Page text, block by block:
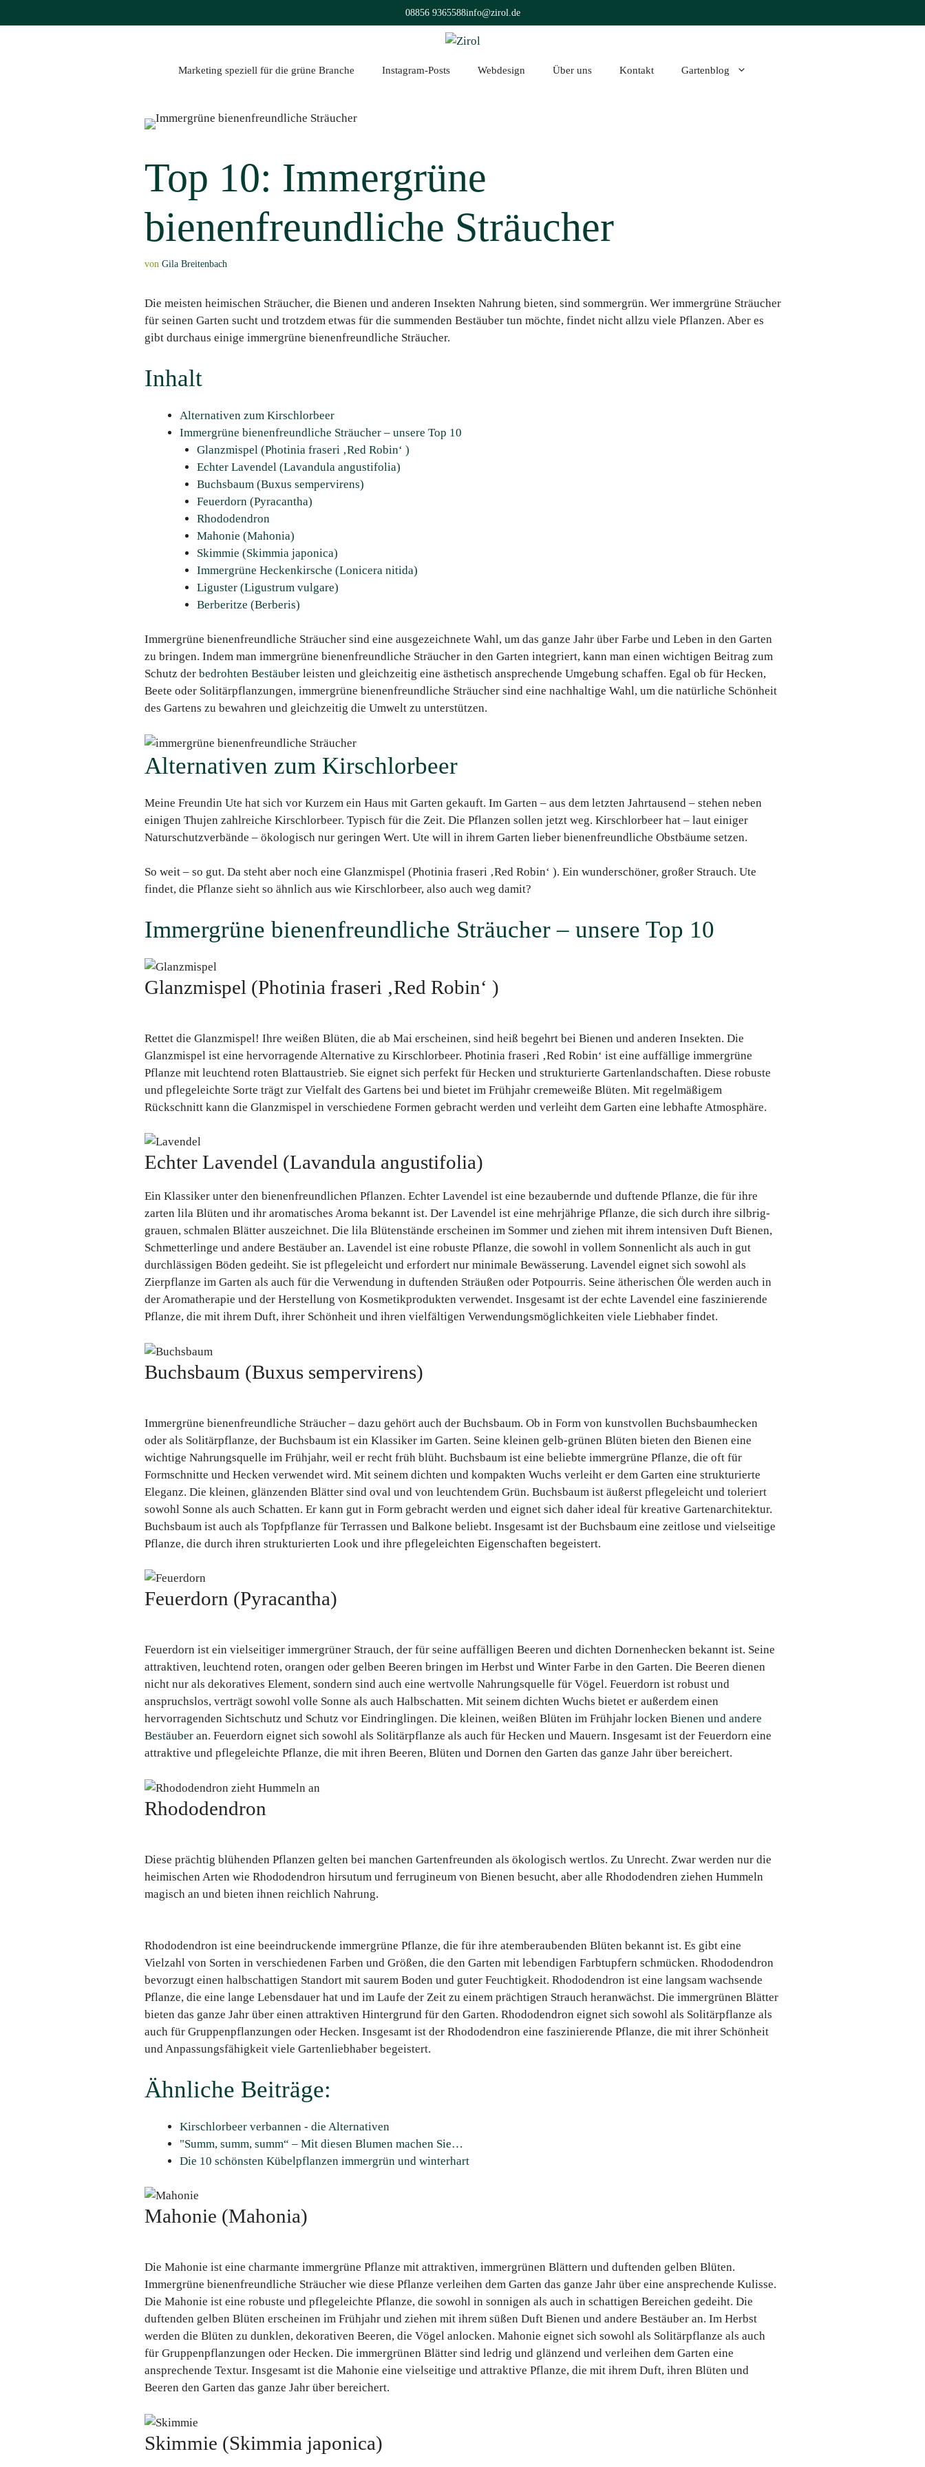
Inhalt
08856 9365588info@zirol.de
Marketing speziell für die grüne Branche Instagram-Posts Webdesign Über uns Kontakt Gartenblog
Top 10: Immergrüne
bienenfreundliche Sträucher
von Gila Breitenbach
Die meisten heimischen Sträucher, die Bienen und anderen Insekten Nahrung bieten, sind sommergrün. Wer immergrüne Sträucher
für seinen Garten sucht und trotzdem etwas für die summenden Bestäuber tun möchte, findet nicht allzu viele Pflanzen. Aber es
gibt durchaus einige immergrüne bienenfreundliche Sträucher.
Inhalt
Alternativen zum Kirschlorbeer
Immergrüne bienenfreundliche Sträucher – unsere Top 10
Glanzmispel (Photinia fraseri ‚Red Robin‘ )
Echter Lavendel (Lavandula angustifolia)
Buchsbaum (Buxus sempervirens)
Feuerdorn (Pyracantha)
Rhododendron
Mahonie (Mahonia)
Skimmie (Skimmia japonica)
Immergrüne Heckenkirsche (Lonicera nitida)
Liguster (Ligustrum vulgare)
Berberitze (Berberis)
Immergrüne bienenfreundliche Sträucher sind eine ausgezeichnete Wahl, um das ganze Jahr über Farbe und Leben in den Garten
zu bringen. Indem man immergrüne bienenfreundliche Sträucher in den Garten integriert, kann man einen wichtigen Beitrag zum
Schutz der bedrohten Bestäuberleisten und gleichzeitig eine ästhetisch ansprechende Umgebung schaffen. Egal ob für Hecken,
Beete oder Solitärpflanzungen, immergrüne bienenfreundliche Sträucher sind eine nachhaltige Wahl, um die natürliche Schönheit
des Gartens zu bewahren und gleichzeitig die Umwelt zu unterstützen.
Alternativen zum Kirschlorbeer
Meine Freundin Ute hat sich vor Kurzem ein Haus mit Garten gekauft. Im Garten – aus dem letzten Jahrtausend – stehen neben
einigen Thujen zahlreiche Kirschlorbeer. Typisch für die Zeit. Die Pflanzen sollen jetzt weg. Kirschlorbeer hat – laut einiger
Naturschutzverbände – ökologisch nur geringen Wert. Ute will in ihrem Garten lieber bienenfreundliche Obstbäume setzen.
So weit – so gut. Da steht aber noch eine Glanzmispel (Photinia fraseri ‚Red Robin‘ ). Ein wunderschöner, großer Strauch. Ute
findet, die Pflanze sieht so ähnlich aus wie Kirschlorbeer, also auch weg damit?
Immergrüne bienenfreundliche Sträucher – unsere Top 10
Glanzmispel (Photinia fraseri ‚Red Robin‘ )
Rettet die Glanzmispel! Ihre weißen Blüten, die ab Mai erscheinen, sind heiß begehrt bei Bienen und anderen Insekten. Die
Glanzmispel ist eine hervorragende Alternative zu Kirschlorbeer. Photinia fraseri ‚Red Robin‘ ist eine auffällige immergrüne
Pflanze mit leuchtend roten Blattaustrieb. Sie eignet sich perfekt für Hecken und strukturierte Gartenlandschaften. Diese robuste
und pflegeleichte Sorte trägt zur Vielfalt des Gartens bei und bietet im Frühjahr cremeweiße Blüten. Mit regelmäßigem
Rückschnitt kann die Glanzmispel in verschiedene Formen gebracht werden und verleiht dem Garten eine lebhafte Atmosphäre.
Echter Lavendel (Lavandula angustifolia)
Ein Klassiker unter den bienenfreundlichen Pflanzen. Echter Lavendel ist eine bezaubernde und duftende Pflanze, die für ihre
zarten lila Blüten und ihr aromatisches Aroma bekannt ist. Der Lavendel ist eine mehrjährige Pflanze, die sich durch ihre silbrig-
grauen, schmalen Blätter auszeichnet. Die lila Blütenstände erscheinen im Sommer und ziehen mit ihrem intensiven Duft Bienen,
Schmetterlinge und andere Bestäuber an. Lavendel ist eine robuste Pflanze, die sowohl in vollem Sonnenlicht als auch in gut
durchlässigen Böden gedeiht. Sie ist pflegeleicht und erfordert nur minimale Bewässerung. Lavendel eignet sich sowohl als
Zierpflanze im Garten als auch für die Verwendung in duftenden Sträußen oder Potpourris. Seine ätherischen Öle werden auch in
der Aromatherapie und der Herstellung von Kosmetikprodukten verwendet. Insgesamt ist der echte Lavendel eine faszinierende
Pflanze, die mit ihrem Duft, ihrer Schönheit und ihren vielfältigen Verwendungsmöglichkeiten viele Liebhaber findet.
Buchsbaum (Buxus sempervirens)
Immergrüne bienenfreundliche Sträucher – dazu gehört auch der Buchsbaum. Ob in Form von kunstvollen Buchsbaumhecken
oder als Solitärpflanze, der Buchsbaum ist ein Klassiker im Garten. Seine kleinen gelb-grünen Blüten bieten den Bienen eine
wichtige Nahrungsquelle im Frühjahr, weil er recht früh blüht. Buchsbaum ist eine beliebte immergrüne Pflanze, die oft für
Formschnitte und Hecken verwendet wird. Mit seinem dichten und kompakten Wuchs verleiht er dem Garten eine strukturierte
Eleganz. Die kleinen, glänzenden Blätter sind oval und von leuchtendem Grün. Buchsbaum ist äußerst pflegeleicht und toleriert
sowohl Sonne als auch Schatten. Er kann gut in Form gebracht werden und eignet sich daher ideal für kreative Gartenarchitektur.
Buchsbaum ist auch als Topfpflanze für Terrassen und Balkone beliebt. Insgesamt ist der Buchsbaum eine zeitlose und vielseitige
Pflanze, die durch ihren strukturierten Look und ihre pflegeleichten Eigenschaften begeistert.
Feuerdorn (Pyracantha)
Feuerdorn ist ein vielseitiger immergrüner Strauch, der für seine auffälligen Beeren und dichten Dornenhecken bekannt ist. Seine
attraktiven, leuchtend roten, orangen oder gelben Beeren bringen im Herbst und Winter Farbe in den Garten. Die Beeren dienen
nicht nur als dekoratives Element, sondern sind auch eine wertvolle Nahrungsquelle für Vögel. Feuerdorn ist robust und
anspruchslos, verträgt sowohl volle Sonne als auch Halbschatten. Mit seinem dichten Wuchs bietet er außerdem einen
hervorragenden Sichtschutz und Schutz vor Eindringlingen. Die kleinen, weißen Blüten im Frühjahr locken Bienen und andere
Bestäuberan. Feuerdorn eignet sich sowohl als Solitärpflanze als auch für Hecken und Mauern. Insgesamt ist der Feuerdorn eine
attraktive und pflegeleichte Pflanze, die mit ihren Beeren, Blüten und Dornen den Garten das ganze Jahr über bereichert.
Rhododendron
Diese prächtig blühenden Pflanzen gelten bei manchen Gartenfreunden als ökologisch wertlos. Zu Unrecht. Zwar werden nur die
heimischen Arten wie Rhododendron hirsutum und ferrugineum von Bienen besucht, aber alle Rhododendren ziehen Hummeln
magisch an und bieten ihnen reichlich Nahrung.
Rhododendron ist eine beeindruckende immergrüne Pflanze, die für ihre atemberaubenden Blüten bekannt ist. Es gibt eine
Vielzahl von Sorten in verschiedenen Farben und Größen, die den Garten mit lebendigen Farbtupfern schmücken. Rhododendron
bevorzugt einen halbschattigen Standort mit saurem Boden und guter Feuchtigkeit. Rhododendron ist eine langsam wachsende
Pflanze, die eine lange Lebensdauer hat und im Laufe der Zeit zu einem prächtigen Strauch heranwächst. Die immergrünen Blätter
bieten das ganze Jahr über einen attraktiven Hintergrund für den Garten. Rhododendron eignet sich sowohl als Solitärpflanze als
auch für Gruppenpflanzungen oder Hecken. Insgesamt ist der Rhododendron eine faszinierende Pflanze, die mit ihrer Schönheit
und Anpassungsfähigkeit viele Gartenliebhaber begeistert.
Ähnliche Beiträge:
Kirschlorbeer verbannen - die Alternativen
"Summ, summ, summ“ – Mit diesen Blumen machen Sie…
Die 10 schönsten Kübelpflanzen immergrün und winterhart
Mahonie (Mahonia)
Die Mahonie ist eine charmante immergrüne Pflanze mit attraktiven, immergrünen Blättern und duftenden gelben Blüten.
Immergrüne bienenfreundliche Sträucher wie diese Pflanze verleihen dem Garten das ganze Jahr über eine ansprechende Kulisse.
Die Mahonie ist eine robuste und pflegeleichte Pflanze, die sowohl in sonnigen als auch in schattigen Bereichen gedeiht. Die
duftenden gelben Blüten erscheinen im Frühjahr und ziehen mit ihrem süßen Duft Bienen und andere Bestäuber an. Im Herbst
werden die Blüten zu dunklen, dekorativen Beeren, die Vögel anlocken. Mahonie eignet sich sowohl als Solitärpflanze als auch
für Gruppenpflanzungen oder Hecken. Die immergrünen Blätter sind ledrig und glänzend und verleihen dem Garten eine
ansprechende Textur. Insgesamt ist die Mahonie eine vielseitige und attraktive Pflanze, die mit ihrem Duft, ihren Blüten und
Beeren den Garten das ganze Jahr über bereichert.
Skimmie (Skimmia japonica)